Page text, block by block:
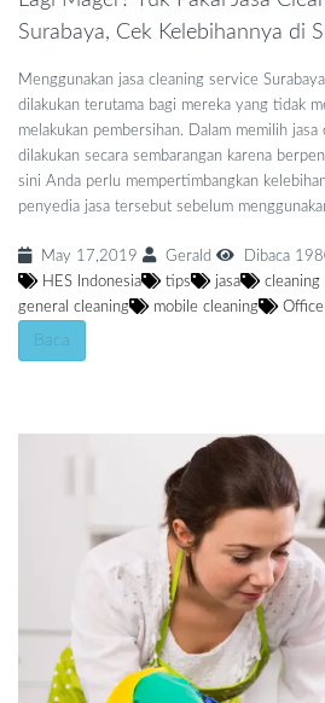
Surabaya, Cek Kelebihannya di
Menggunakan jasa cleaning service
dilakukan terutama bagi mereka yang tidak
melakukan pembersihan. Dalam memilih
dilakukan secara sembarangan karena
sini Anda perlu mempertimbangkan
penyedia jasa tersebut sebelum
May 17,2019 Gerald
Dibaca
HES Indonesia
tips jasa cleaning
general cleaning
mobile cleaning Office
Baca